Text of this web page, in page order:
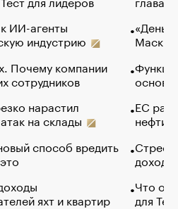
ИИ-агенты
индустрию
Почему компании
сотрудников
нарастил
на склады
способ вредить
яхт и квартир
Маск в
основ
ЕС
нефти
Что
для